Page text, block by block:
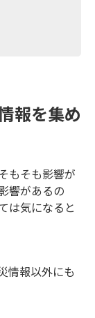
報を集め
もそも影響が
響があるの
は気になると
情報以外にも